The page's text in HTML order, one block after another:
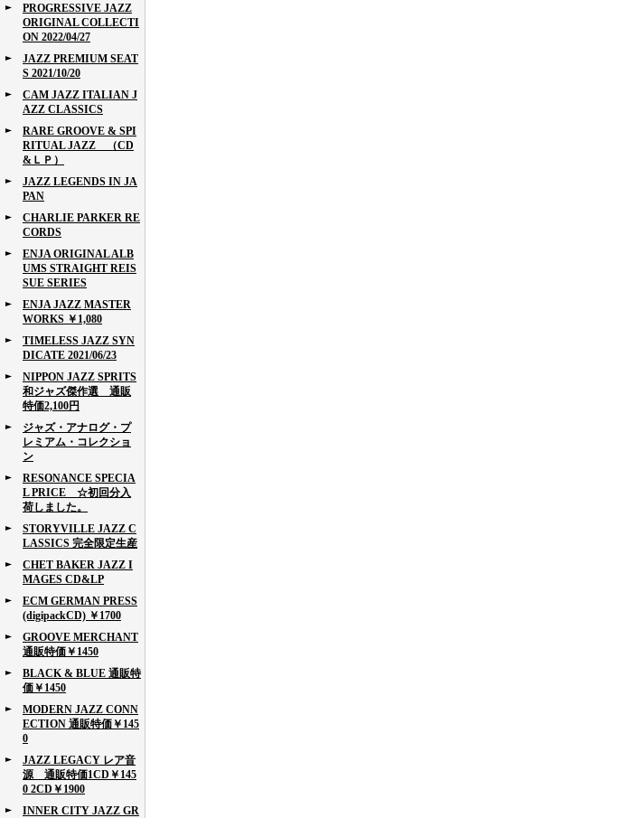
PROGRESSIVE JAZZ
ORIGINAL COLLECTI
ON 2022/04/27
JAZZ PREMIUM SEAT
S 2021/10/20
CAM JAZZ ITALIAN J
AZZ CLASSICS
RARE GROOVE & SPI
RITUAL JAZZ （CD
&ＬＰ）
JAZZ LEGENDS IN JA
PAN
CHARLIE PARKER RE
CORDS
ENJA ORIGINAL ALB
UMS STRAIGHT REIS
SUE SERIES
ENJA JAZZ MASTER
WORKS ￥1,080
TIMELESS JAZZ SYN
DICATE 2021/06/23
NIPPON JAZZ SPRITS
和ジャズ傑作選 通販
特価2,100円
ジャズ・アナログ・プ
レミアム・コレクショ
ン
RESONANCE SPECIA
L PRICE ☆初回分入
荷しました。
STORYVILLE JAZZ C
LASSICS 完全限定生産
CHET BAKER JAZZ I
MAGES CD&LP
ECM GERMAN PRESS
(digipackCD) ￥1700
GROOVE MERCHANT
通販特価￥1450
BLACK & BLUE 通販特
価￥1450
MODERN JAZZ CONN
ECTION 通販特価￥145
0
JAZZ LEGACY レア音
源 通販特価1CD￥145
0 2CD￥1900
INNER CITY JAZZ GR